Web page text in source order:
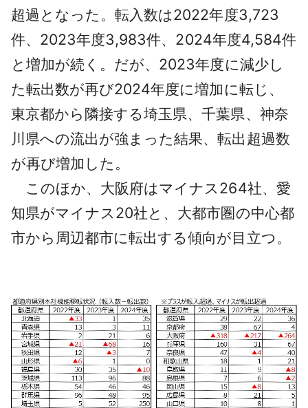
超過となった。転入数は2022年度3,723
件、2023年度3,983件、2024年度4,584件
と増加が続く。だが、2023年度に減少し
た転出数が再び2024年度に増加に転じ、
東京都から隣接する埼玉県、千葉県、神奈
川県への流出が強まった結果、転出超過数
が再び増加した。
このほか、大阪府はマイナス264社、愛
知県がマイナス20社と、大都市圏の中心都
市から周辺都市に転出する傾向が目立つ。